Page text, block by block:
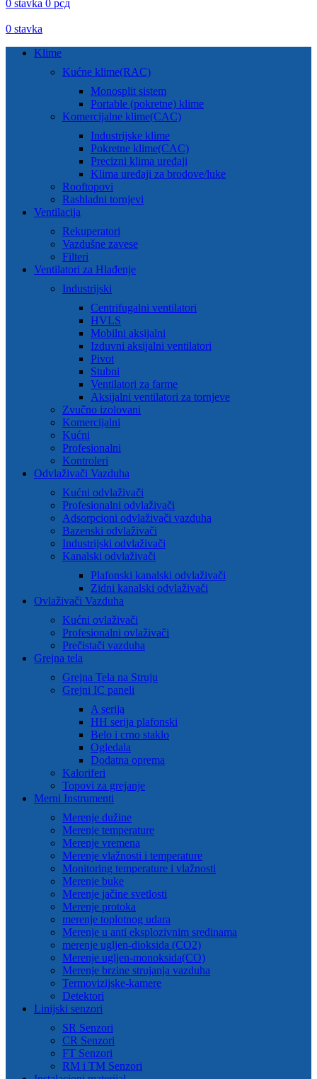
0 stavka 0 рсд
0 stavka
Klime
Kućne klime(RAC)
Monosplit sistem
Portable (pokretne) klime
Komercijalne klime(CAC)
Industrijske klime
Pokretne klime(CAC)
Precizni klima uređaji
Klima uređaji za brodove/luke
Rooftopovi
Rashladni tornjevi
Ventilacija
Rekuperatori
Vazdušne zavese
Filteri
Ventilatori za Hlađenje
Industrijski
Centrifugalni ventilatori
HVLS
Mobilni aksijalni
Izduvni aksijalni ventilatori
Pivot
Stubni
Ventilatori za farme
Aksijalni ventilatori za tornjeve
Zvučno izolovani
Komercijalni
Kućni
Profesionalni
Kontroleri
Odvlaživači Vazduha
Kućni odvlaživači
Profesionalni odvlaživači
Adsorpcioni odvlaživači vazduha
Bazenski odvlaživači
Industrijski odvlaživači
Kanalski odvlaživači
Plafonski kanalski odvlaživači
Zidni kanalski odvlaživači
Ovlaživači Vazduha
Kućni ovlaživači
Profesionalni ovlaživači
Prečistači vazduha
Grejna tela
Grejna Tela na Struju
Grejni IC paneli
A serija
HH serija plafonski
Belo i crno staklo
Ogledala
Dodatna oprema
Kaloriferi
Topovi za grejanje
Merni Instrumenti
Merenje dužine
Merenje temperature
Merenje vremena
Merenje vlažnosti i temperature
Monitoring temperature i vlažnosti
Merenje buke
Merenje jačine svetlosti
Merenje protoka
merenje toplotnog udara
Merenje u anti eksplozivnim sredinama
merenje ugljen-dioksida (CO2)
Merenje ugljen-monoksida(CO)
Merenje brzine strujanja vazduha
Termovizijske-kamere
Detektori
Linijski senzori
SR Senzori
CR Senzori
FT Senzori
RM i TM Senzori